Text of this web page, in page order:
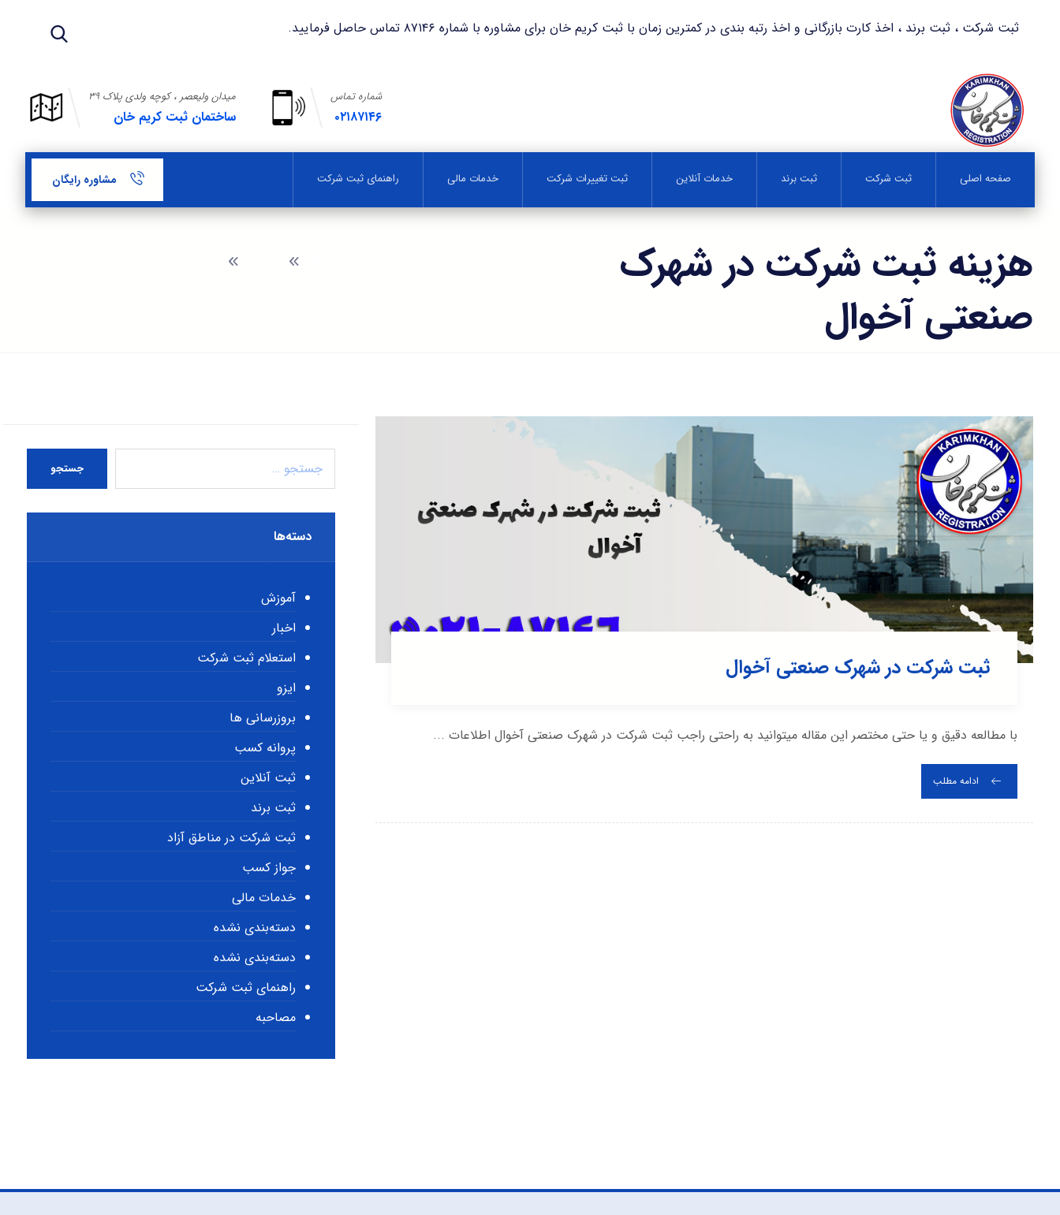
ثبت شرکت ، ثبت برند ، اخذ کارت بازرگانی و اخذ رتبه بندی در کمترین زمان با ثبت کریم خان برای مشاوره با شماره ۸۷۱۴۶ تماس حاصل فرمایید.
میدان ولیعصر ، کوچه ولدی پلاک ۳۹
ساختمان ثبت کریم خان
شماره تماس
۰۲۱۸۷۱۴۶
صفحه اصلی ثبت شرکت ثبت برند خدمات آنلاین ثبت تغییرات شرکت خدمات مالی راهنمای ثبت شرکت مشاوره رایگان
هزینه ثبت شرکت در شهرک
صنعتی آخوال
ثبت شرکت در شهرک صنعتی آخوال
با مطالعه دقیق و یا حتی مختصر این مقاله میتوانید به راحتی راجب ثبت شرکت در شهرک صنعتی آخوال اطلاعات ...
ادامه مطلب
جستجو
دسته‌ها
آموزش
اخبار
استعلام ثبت شرکت
ایزو
بروزرسانی ها
پروانه کسب
ثبت آنلاین
ثبت برند
ثبت شرکت در مناطق آزاد
جواز کسب
خدمات مالی
دسته‌بندی نشده
دسته‌بندی نشده
راهنمای ثبت شرکت
مصاحبه